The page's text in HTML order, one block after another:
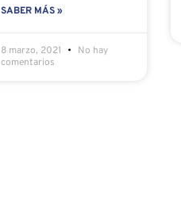
SABER MÁS »
8 marzo, 2021
No hay
comentarios